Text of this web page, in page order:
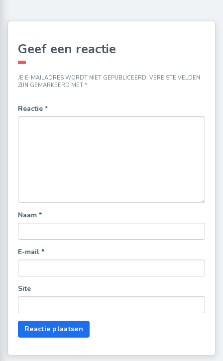
Geef een reactie
JE E-MAILADRES WORDT NIET GEPUBLICEERD. VEREISTE VELDEN
ZIJN GEMARKEERD MET *
Reactie *
Naam *
E-mail *
Site